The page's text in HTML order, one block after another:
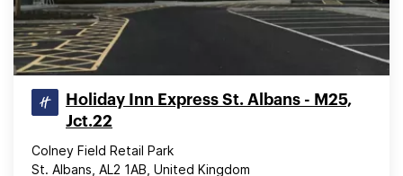
Holiday Inn Express St. Albans - M25,
Jct.22
Colney Field Retail Park
St. Albans, AL2 1AB, United Kingdom